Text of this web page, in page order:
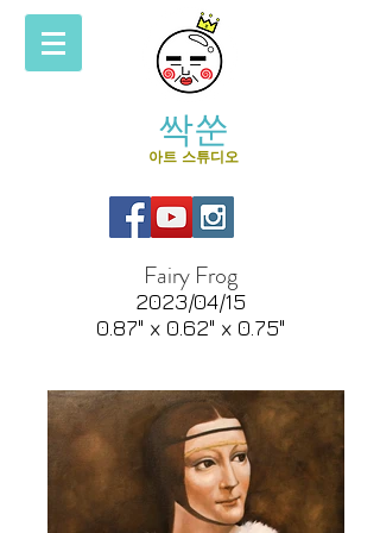
싹쑨
아트 스튜디오
Fairy Frog
2023/04/15
0.87" x 0.62" x 0.75"